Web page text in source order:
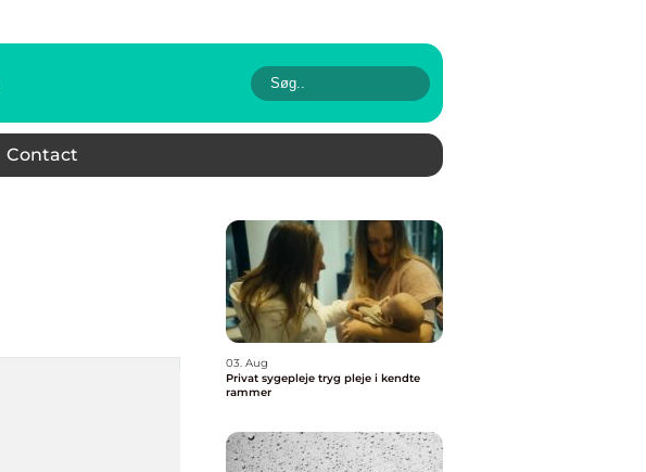
Contact
03. Aug
Privat sygepleje tryg pleje i kendte
rammer